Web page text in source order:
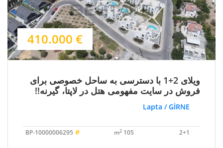
€ 410.000
ویلای 2+1 با دسترسی به ساحل خصوصی برای
فروش در سایت مفهومی هتل در لاپتا، گیرنه!!
2+1
105 m
2
#
BP-10000006295